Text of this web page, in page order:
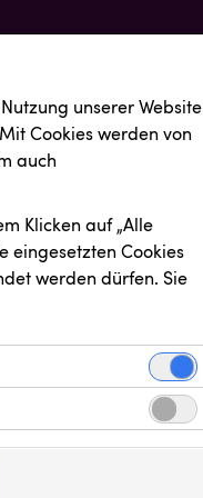
unserer Website
Cookies werden von
auch
Klicken auf „Alle
eingesetzten Cookies
werden dürfen. Sie
für die einwandfreie